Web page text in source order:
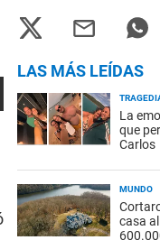
LAS MÁS LEÍDAS
La
que
Carlos
MUNDO
casa